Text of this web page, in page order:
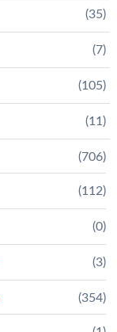
(35)
(7)
(105)
(11)
(706)
(112)
(0)
(3)
(354)